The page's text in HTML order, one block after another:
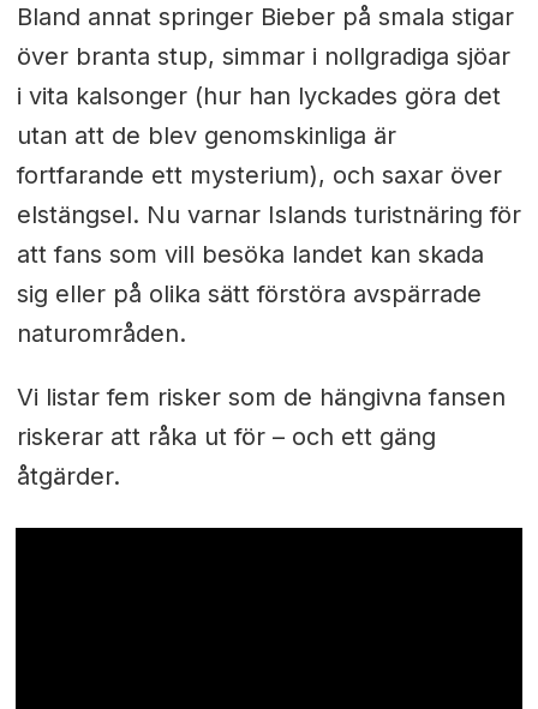
Bland annat springer Bieber på smala stigar
över branta stup, simmar i nollgradiga sjöar
i vita kalsonger (hur han lyckades göra det
utan att de blev genomskinliga är
fortfarande ett mysterium), och saxar över
elstängsel. Nu varnar Islands turistnäring för
att fans som vill besöka landet kan skada
sig eller på olika sätt förstöra avspärrade
naturområden.
Vi listar fem risker som de hängivna fansen
riskerar att råka ut för – och ett gäng
åtgärder.